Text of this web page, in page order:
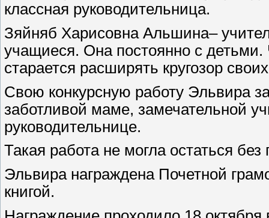
классная руководительница.
Зяйняб Харисовна Альшина–
учащиеся. Она постоянно с детьми.
старается расширять кругозор
Свою конкурсную работу Эльвира
заботливой маме, замечательной
руководительнице.
Такая работа не могла остаться
Эльвира награждена Почетной
книгой.